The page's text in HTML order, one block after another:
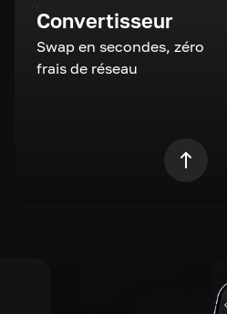
Convertisseur
Swap en secondes, zéro
frais de réseau